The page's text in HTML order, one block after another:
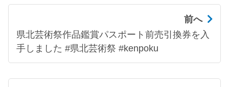
前へ
県北芸術祭作品鑑賞パスポート前売引換券を入
手しました #県北芸術祭 #kenpoku